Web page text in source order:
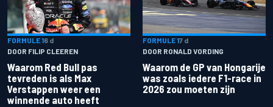
FORMULE 16 d
DOOR FILIP CLEEREN
Waarom Red Bull pas
tevreden is als Max
Verstappen weer een
winnende auto heeft
FORMULE 17 d
DOOR RONALD VORDING
Waarom de GP van Hongarije
was zoals iedere F1-race in
2026 zou moeten zijn